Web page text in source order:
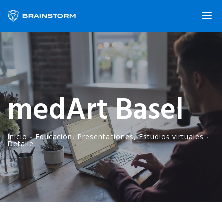
medArt Basel
Inicio - Educación,Presentaciones,Estudios virtuales -
Detalle